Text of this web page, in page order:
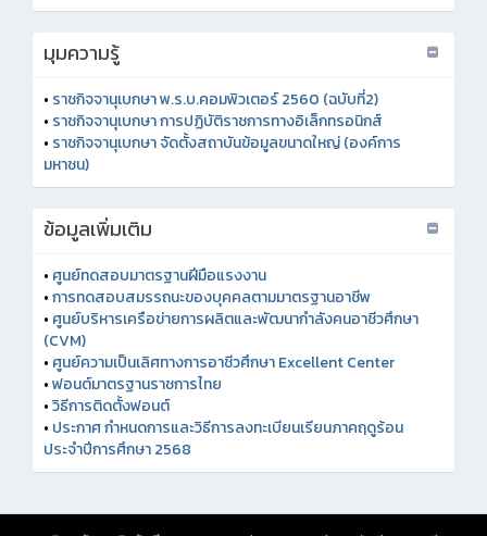
มุมความรู้
• ราชกิจจานุเบกษา พ.ร.บ.คอมพิวเตอร์ 2560 (ฉบับที่2)
• ราชกิจจานุเบกษา การปฏิบัติราชการทางอิเล็กทรอนิกส์
• ราชกิจจานุเบกษา จัดตั้งสถาบันข้อมูลขนาดใหญ่ (องค์การ
มหาชน)
ข้อมูลเพิ่มเติม
• ศูนย์ทดสอบมาตรฐานฝีมือแรงงาน
•การทดสอบสมรรถนะของบุคคลตามมาตรฐานอาชีพ
• ศูนย์บริหารเครือข่ายการผลิตและพัฒนากำลังคนอาชีวศึกษา
(CVM)
• ศูนย์ความเป็นเลิศทางการอาชีวศึกษา Excellent Center
•ฟอนต์มาตรฐานราชการไทย
•วิธีการติดตั้งฟอนต์
• ประกาศ กำหนดการและวิธีการลงทะเบียนเรียนภาคฤดูร้อน
ประจำปีการศึกษา 2568